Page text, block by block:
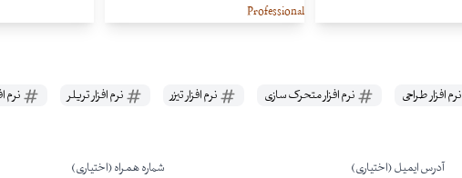
Professional
نرم افزار طراحی نرم افزار متحرک سازی نرم افزار تیزر نرم افزار تریلر
نرم
آدرس ایمیل (اختیاری) شماره همراه (اختیاری)